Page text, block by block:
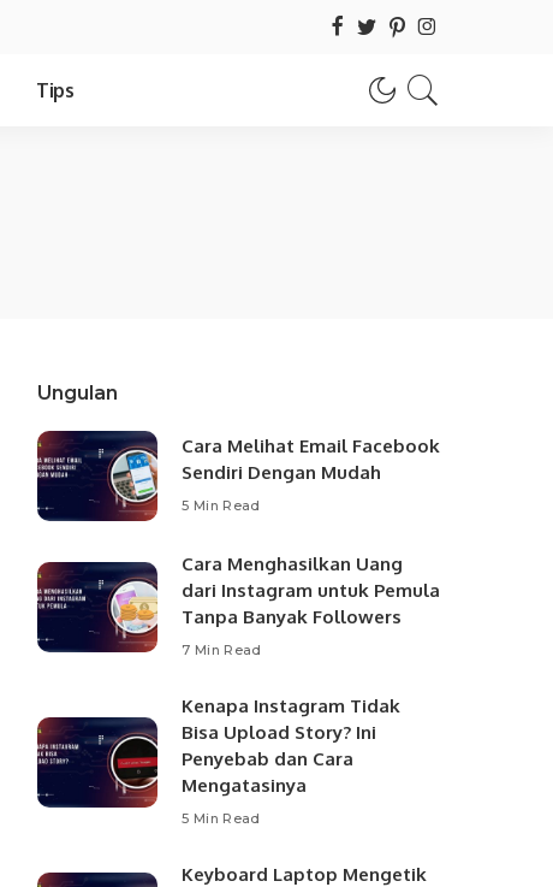
Tips
Ungulan
Cara Melihat Email Facebook
Sendiri Dengan Mudah
5 Min Read
Cara Menghasilkan Uang
dari Instagram untuk Pemula
Tanpa Banyak Followers
7 Min Read
Kenapa Instagram Tidak
Bisa Upload Story? Ini
Penyebab dan Cara
Mengatasinya
5 Min Read
Keyboard Laptop Mengetik